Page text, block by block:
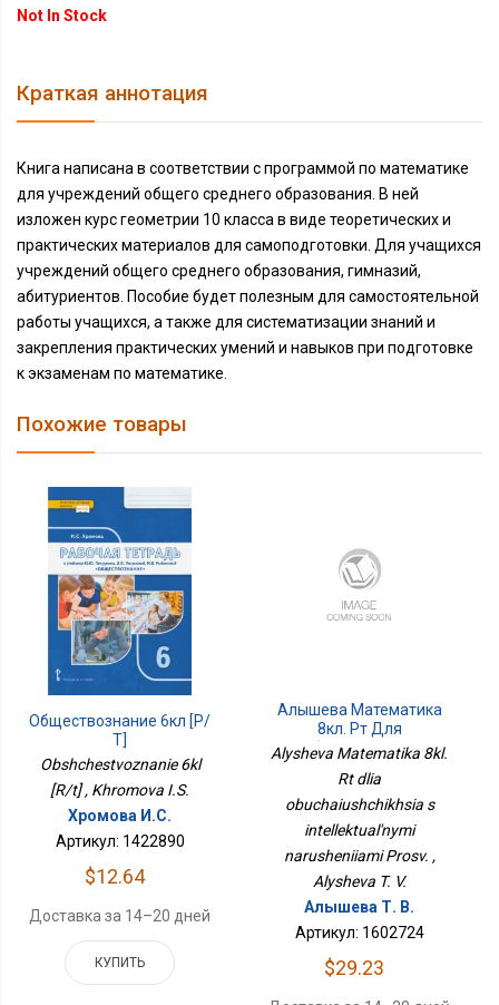
Not In Stock
Краткая аннотация
Книга написана в соответствии с программой по математике
для учреждений общего среднего образования. В ней
изложен курс геометрии 10 класса в виде теоретических и
практических материалов для самоподготовки. Для учащихся
учреждений общего среднего образования, гимназий,
абитуриентов. Пособие будет полезным для самостоятельной
работы учащихся, а также для систематизации знаний и
закрепления практических умений и навыков при подготовке
к экзаменам по математике.
Похожие товары
Обществознание 6кл [Р/
Т]
Obshchestvoznanie 6kl
[R/t] , Khromova I.S.
Хромова И.С.
Артикул: 1422890
$12.64
Доставка за 14–20 дней
КУПИТЬ
Алышева Математика
8кл. Рт Для
Обучающихся С
Интеллектуальными
Нарушениями Просв.
Alysheva Matematika 8kl.
Rt dlia
obuchaiushchikhsia s
intellektual'nymi
narusheniiami Prosv. ,
Alysheva T. V.
Алышева Т. В.
Артикул: 1602724
$29.23